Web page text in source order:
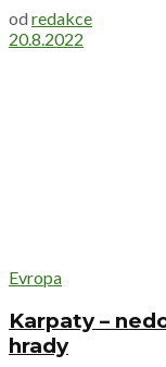
od redakce
20.8.2022
Evropa
Karpaty –
hrady